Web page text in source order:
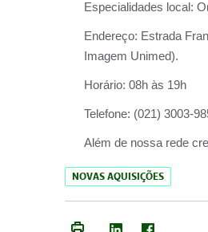
Especialidades local:
Endereço: Estrada
Imagem Unimed).
Horário: 08h às 19h
Telefone: (021) 3003-
Além de nossa rede
NOVAS AQUISIÇÕES